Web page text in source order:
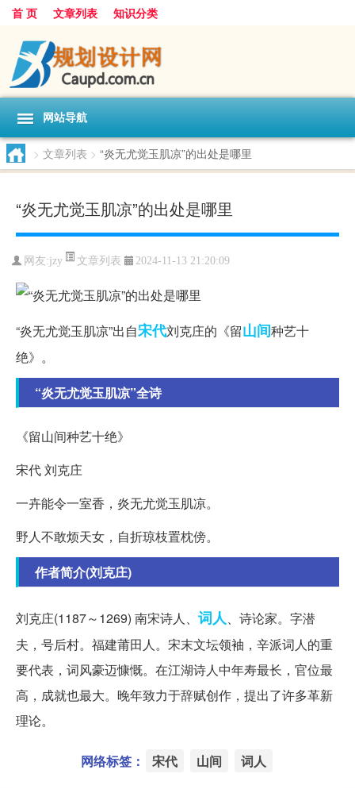
首 页 文章列表 知识分类
网站导航
> 文章列表 > “炎无尤觉玉肌凉”的出处是哪里
“炎无尤觉玉肌凉”的出处是哪里
网友:jzy 文章列表 2024-11-13 21:20:09
“炎无尤觉玉肌凉”出自宋代刘克庄的《留山间种艺十
绝》。
“炎无尤觉玉肌凉”全诗
《留山间种艺十绝》
宋代 刘克庄
一卉能令一室香，炎无尤觉玉肌凉。
野人不敢烦天女，自折琼枝置枕傍。
作者简介(刘克庄)
刘克庄(1187～1269) 南宋诗人、 词人、诗论家。字潜
夫，号后村。福建莆田人。宋末文坛领袖，辛派词人的重
要代表，词风豪迈慷慨。在江湖诗人中年寿最长，官位最
高，成就也最大。晚年致力于辞赋创作，提出了许多革新
理论。
网络标签： 宋代 山间 词人